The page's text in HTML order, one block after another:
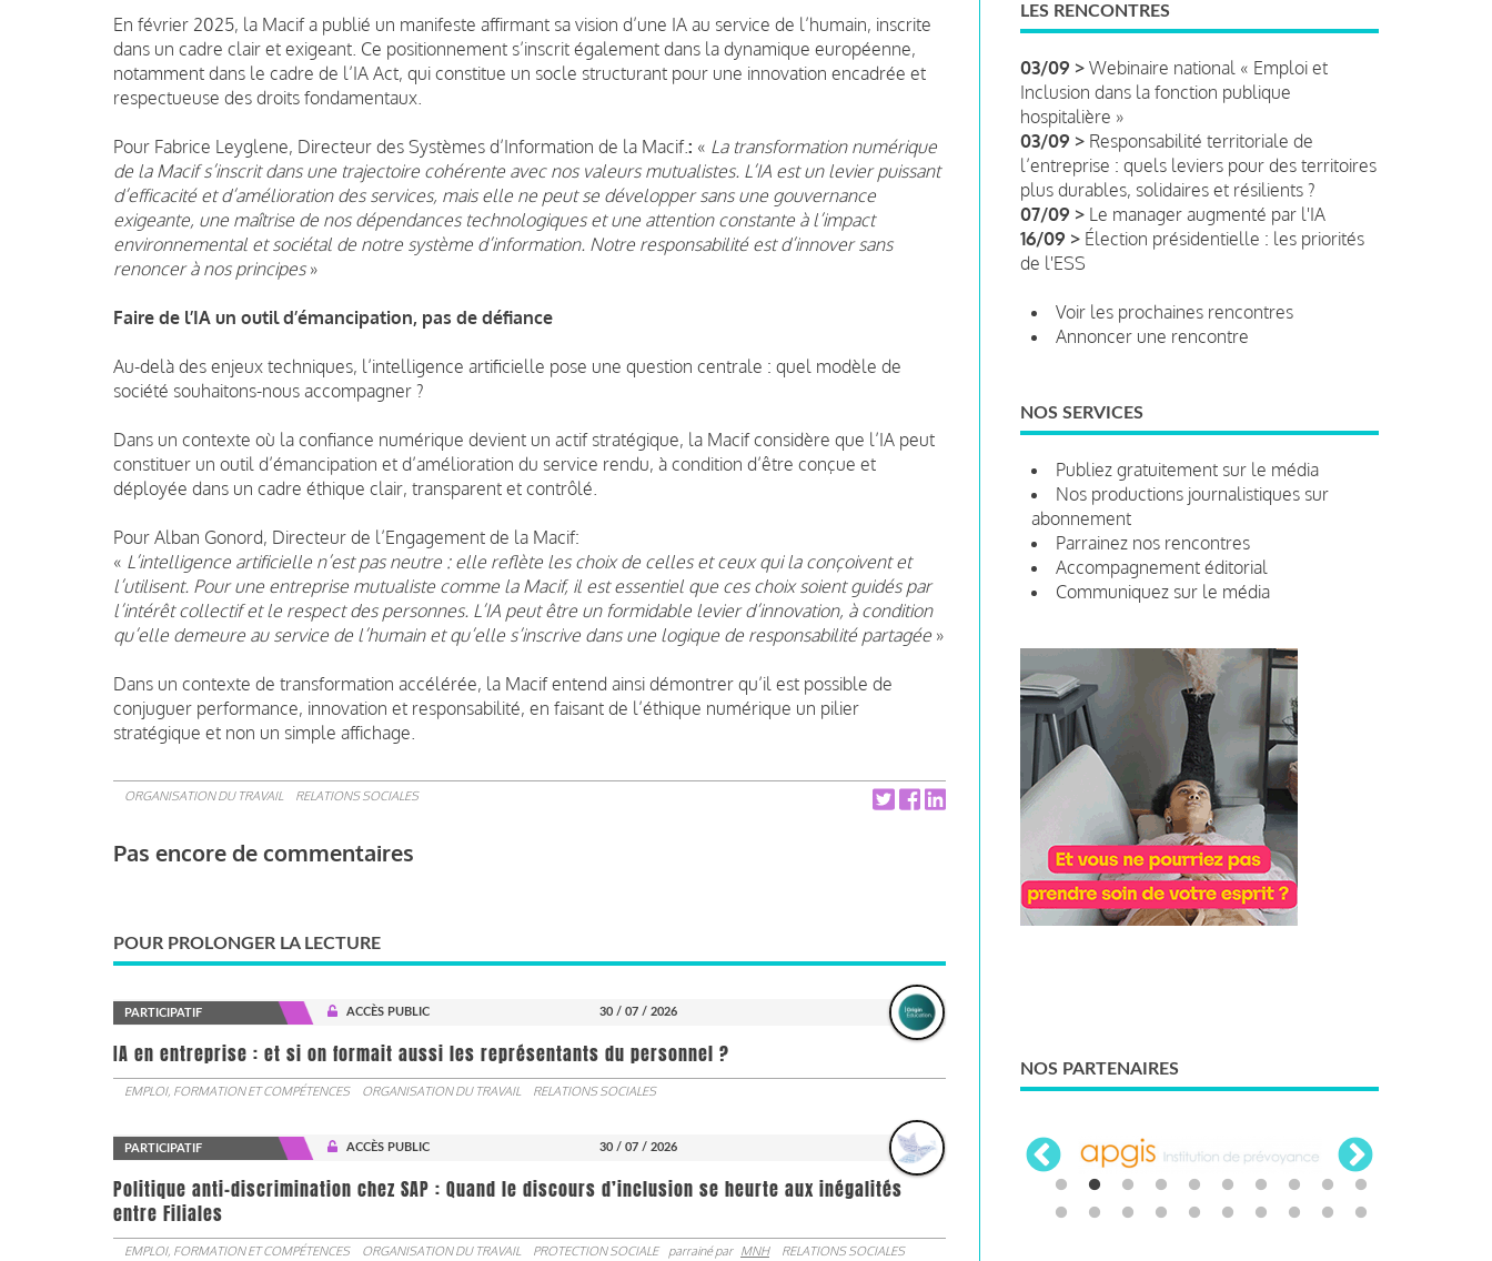
En février 2025, la Macif a publié un manifeste affirmant sa vision d’une IA au service de l’humain, inscrite
dans un cadre clair et exigeant. Ce positionnement s’inscrit également dans la dynamique européenne,
notamment dans le cadre de l’IA Act, qui constitue un socle structurant pour une innovation encadrée et
respectueuse des droits fondamentaux.
Pour Fabrice Leyglene, Directeur des Systèmes d’Information de la Macif.: « La transformation numérique
de la Macif s’inscrit dans une trajectoire cohérente avec nos valeurs mutualistes. L’IA est un levier puissant
d’efficacité et d’amélioration des services, mais elle ne peut se développer sans une gouvernance
exigeante, une maîtrise de nos dépendances technologiques et une attention constante à l’impact
environnemental et sociétal de notre système d’information. Notre responsabilité est d’innover sans
renoncer à nos principes »
Faire de l’IA un outil d’émancipation, pas de défiance
Au-delà des enjeux techniques, l’intelligence artificielle pose une question centrale : quel modèle de
société souhaitons-nous accompagner ?
Dans un contexte où la confiance numérique devient un actif stratégique, la Macif considère que l’IA peut
constituer un outil d’émancipation et d’amélioration du service rendu, à condition d’être conçue et
déployée dans un cadre éthique clair, transparent et contrôlé.
Pour Alban Gonord, Directeur de l’Engagement de la Macif:
« L’intelligence artificielle n’est pas neutre : elle reflète les choix de celles et ceux qui la conçoivent et
l’utilisent. Pour une entreprise mutualiste comme la Macif, il est essentiel que ces choix soient guidés par
l’intérêt collectif et le respect des personnes. L’IA peut être un formidable levier d’innovation, à condition
qu’elle demeure au service de l’humain et qu’elle s’inscrive dans une logique de responsabilité partagée »
Dans un contexte de transformation accélérée, la Macif entend ainsi démontrer qu’il est possible de
conjuguer performance, innovation et responsabilité, en faisant de l’éthique numérique un pilier
stratégique et non un simple affichage.
ORGANISATION DU TRAVAIL RELATIONS SOCIALES
Pas encore de commentaires
POUR PROLONGER LA LECTURE
PARTICIPATIF ACCÈS PUBLIC 30 / 07 / 2026
IA en entreprise : et si on formait aussi les représentants du personnel ?
EMPLOI, FORMATION ET COMPÉTENCES ORGANISATION DU TRAVAIL RELATIONS SOCIALES
PARTICIPATIF ACCÈS PUBLIC 30 / 07 / 2026
Politique anti-discrimination chez SAP : Quand le discours d’inclusion se heurte aux inégalités
entre Filiales
EMPLOI, FORMATION ET COMPÉTENCES ORGANISATION DU TRAVAIL PROTECTION SOCIALE parrainé par MNH RELATIONS SOCIALES
LES RENCONTRES
03/09 > Webinaire national « Emploi et
Inclusion dans la fonction publique
hospitalière »
03/09 > Responsabilité territoriale de
l’entreprise : quels leviers pour des territoires
plus durables, solidaires et résilients ?
07/09 > Le manager augmenté par l'IA
16/09 > Élection présidentielle : les priorités
de l'ESS
Voir les prochaines rencontres
Annoncer une rencontre
NOS SERVICES
Publiez gratuitement sur le média
Nos productions journalistiques sur
abonnement
Parrainez nos rencontres
Accompagnement éditorial
Communiquez sur le média
NOS PARTENAIRES